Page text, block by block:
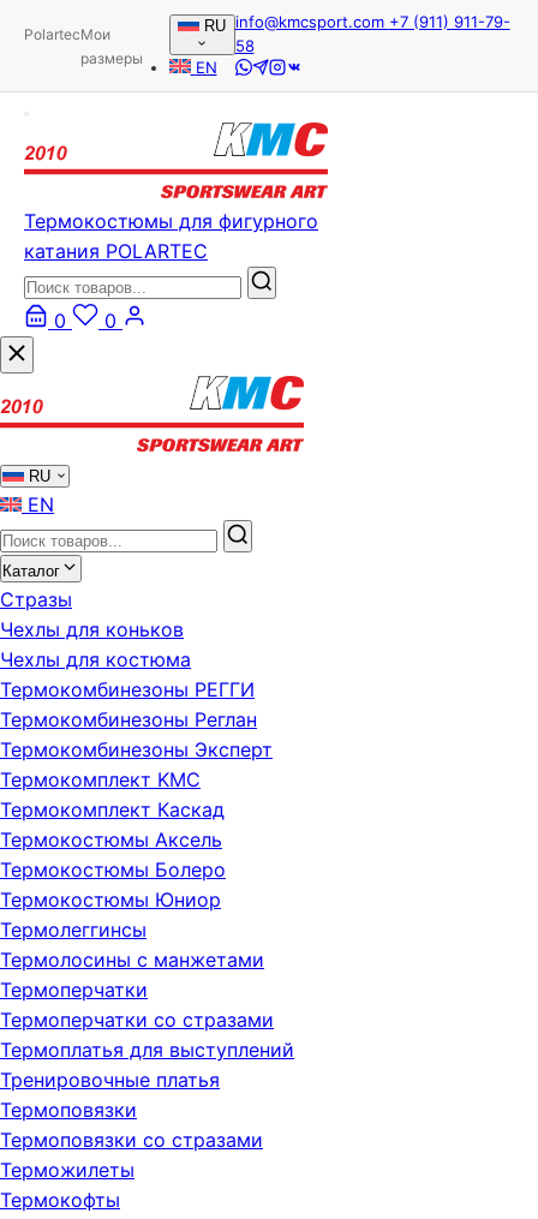
PolartecМои
размеры
RU
EN
info@kmcsport.com +7 (911) 911-79-
58
Термокостюмы для фигурного
катания POLARTEC
0 0
RU
EN
Каталог
Стразы
Чехлы для коньков
Чехлы для костюма
Термокомбинезоны РЕГГИ
Термокомбинезоны Реглан
Термокомбинезоны Эксперт
Термокомплект KMC
Термокомплект Каскад
Термокостюмы Аксель
Термокостюмы Болеро
Термокостюмы Юниор
Термолеггинсы
Термолосины с манжетами
Термоперчатки
Термоперчатки со стразами
Термоплатья для выступлений
Тренировочные платья
Термоповязки
Термоповязки со стразами
Терможилеты
Термокофты